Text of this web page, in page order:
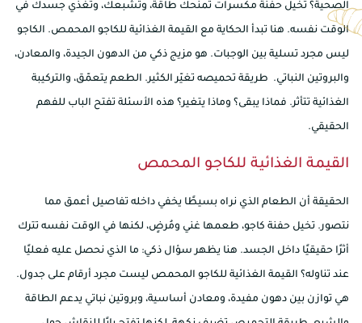
الصحية؟ تخيل حفنة مكسرات تمنحك طاقة، وتشبعك، وتغذي جسدك في
الوقت نفسه. هنا تبدأ الحكاية مع القيمة الغذائية للكاجو المحمص. الكاجو
ليس مجرد تسلية بين الوجبات. هو مزيج ذكي من الدهون الجيدة، والمعادن،
والبروتين النباتي. طريقة تحميصه تغيّر الكثير. الطعم يتعمّق، والتركيبة
الغذائية تتأثر. فماذا يبقى؟ وماذا يتغير؟ هذه الأسئلة تفتح الباب للفهم
الحقيقي.
القيمة الغذائية للكاجو المحمص
الحقيقة أن الطعام الذي نراه بسيطًا يخفي داخله تفاصيل أعمق مما
نتصور. تخيل حفنة كاجو، طعمها غني ومُرضٍ، لكنها في الوقت نفسه تترك
أثرًا حقيقيًا داخل الجسد. هنا يظهر سؤال ذكي: ما الذي نحصل عليه فعليًا
عند تناوله؟ القيمة الغذائية للكاجو المحمص ليست مجرد أرقام على جدول.
هي توازن بين دهون مفيدة، ومعادن أساسية، وبروتين نباتي يدعم الطاقة